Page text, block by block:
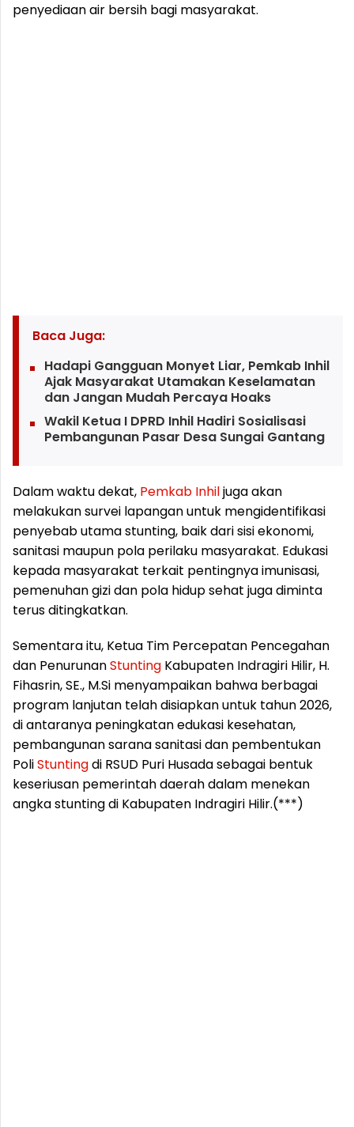
penyediaan air bersih bagi masyarakat.
Baca Juga:
Hadapi Gangguan Monyet Liar, Pemkab Inhil
Ajak Masyarakat Utamakan Keselamatan
dan Jangan Mudah Percaya Hoaks
Wakil Ketua I DPRD Inhil Hadiri Sosialisasi
Pembangunan Pasar Desa Sungai Gantang
Dalam waktu dekat, Pemkab Inhiljuga akan
melakukan survei lapangan untuk mengidentifikasi
penyebab utama stunting, baik dari sisi ekonomi,
sanitasi maupun pola perilaku masyarakat. Edukasi
kepada masyarakat terkait pentingnya imunisasi,
pemenuhan gizi dan pola hidup sehat juga diminta
terus ditingkatkan.
Sementara itu, Ketua Tim Percepatan Pencegahan
dan PenurunanStunting Kabupaten Indragiri Hilir, H.
Fihasrin, SE., M.Si menyampaikan bahwa berbagai
program lanjutan telah disiapkan untuk tahun 2026,
di antaranya peningkatan edukasi kesehatan,
pembangunan sarana sanitasi dan pembentukan
PoliStuntingdi RSUD Puri Husada sebagai bentuk
keseriusan pemerintah daerah dalam menekan
angka stunting di Kabupaten Indragiri Hilir.(***)